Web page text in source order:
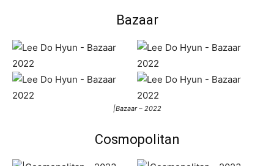
Bazaar
|Bazaar – 2022
Cosmopolitan